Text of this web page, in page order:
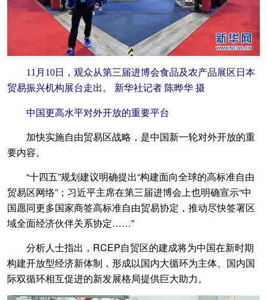
11月10日，观众从第三届进博会食品及农产品展区日本
贸易振兴机构展台走出。 新华社记者 陈晔华 摄
中国更高水平对外开放的重要平台
加快实施自由贸易区战略，是中国新一轮对外开放的重
要内容。
“十四五”规划建议明确提出“构建面向全球的高标准自由
贸易区网络”；习近平主席在第三届进博会上也明确宣示“中
国愿同更多国家商签高标准自由贸易协定，推动尽快签署区
域全面经济伙伴关系协定……”
分析人士指出，RCEP自贸区的建成将为中国在新时期
构建开放型经济新体制，形成以国内大循环为主体、国内国
际双循环相互促进的新发展格局提供巨大助力。